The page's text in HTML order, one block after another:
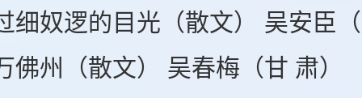
细奴逻的目光（散文） 吴安臣
佛州（散文） 吴春梅（甘 肃）